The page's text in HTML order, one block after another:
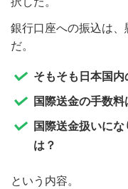
銀行口座への振込は
だ。
そもそも日本国
国際送金の手数
国際送金扱いに
は？
という内容。